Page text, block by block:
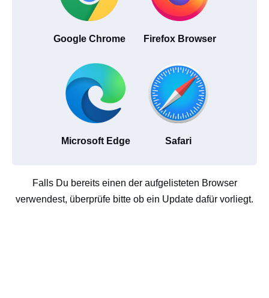
Google Chrome Firefox Browser
Microsoft Edge Safari
Falls Du bereits einen der aufgelisteten Browser
verwendest, überprüfe bitte ob ein Update dafür vorliegt.